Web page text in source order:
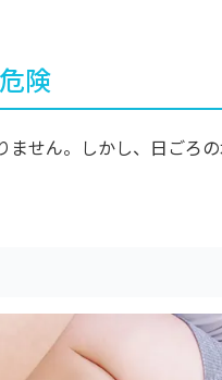
険
せん。しかし、日ごろ